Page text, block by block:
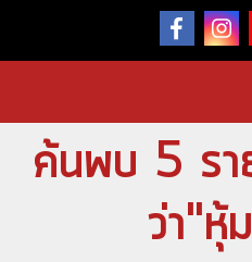
ค้นพบ 5 รา
ว่า"หุ้